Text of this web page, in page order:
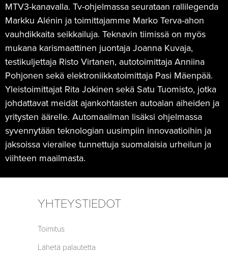
MTV3-kanavalla. Tv-ohjelmassa seurataan rallilegenda
Markku Alénin ja toimittajamme Marko Terva-ahon
vauhdikkaita seikkailuja. Teknavin tiimissä on myös
mukana karismaattinen juontaja Joanna Kuvaja,
testikuljettaja Risto Virtanen, autotoimittaja Anniina
Pohjonen sekä elektroniikkatoimittaja Pasi Mäenpää.
Yleistoimittajat Rita Jokinen sekä Satu Tuomisto, jotka
johdattavat meidät ajankohtaisten autoalan aiheiden ja
yritysten äärelle. Automaailman lisäksi ohjelmassa
syvennytään teknologian uusimpiin innovaatioihin ja
jaksoissa vierailee tunnettuja suomalaisia urheilun ja
viihteen maailmasta.
YHTEYSTIEDOT
Toimitus
Lähetä palautetta